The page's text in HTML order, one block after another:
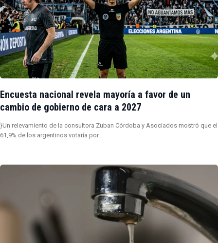
Encuesta nacional revela mayoría a favor de un
cambio de gobierno de cara a 2027
}Un relevamiento de la consultora Zuban Córdoba y Asociados mostró que el
61,9% de los argentinos votaría por…